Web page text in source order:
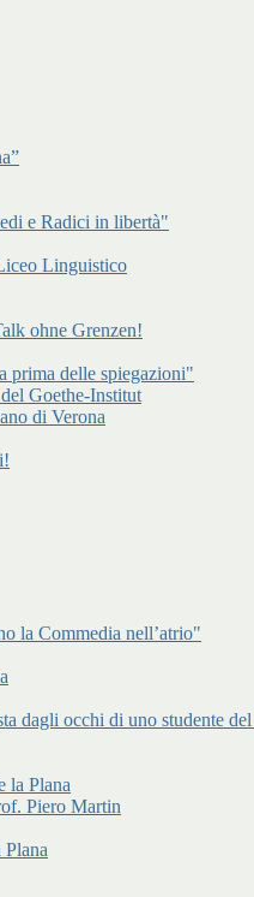
e Radici in libertà"
Linguistico
ohne Grenzen!
prima delle spiegazioni"
Goethe-Institut
di Verona
la Commedia nell’atrio"
dagli occhi di uno studente
la Plana
Piero Martin